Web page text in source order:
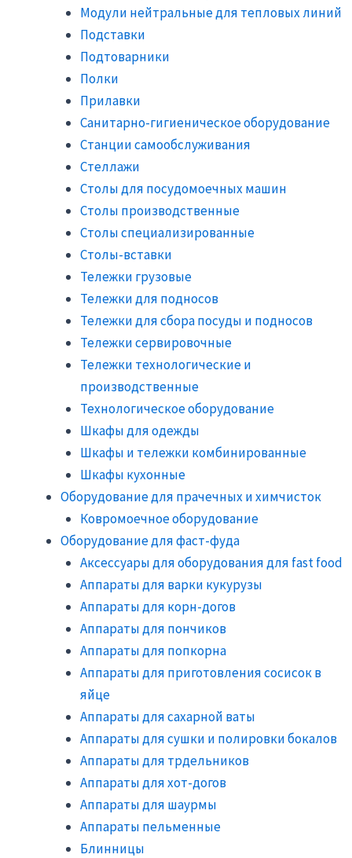
Модули нейтральные для тепловых линий
Подставки
Подтоварники
Полки
Прилавки
Санитарно-гигиеническое оборудование
Станции самообслуживания
Стеллажи
Столы для посудомоечных машин
Столы производственные
Столы специализированные
Столы-вставки
Тележки грузовые
Тележки для подносов
Тележки для сбора посуды и подносов
Тележки сервировочные
Тележки технологические и
производственные
Технологическое оборудование
Шкафы для одежды
Шкафы и тележки комбинированные
Шкафы кухонные
Оборудование для прачечных и химчисток
Ковромоечное оборудование
Оборудование для фаст-фуда
Аксессуары для оборудования для fast food
Аппараты для варки кукурузы
Аппараты для корн-догов
Аппараты для пончиков
Аппараты для попкорна
Аппараты для приготовления сосисок в
яйце
Аппараты для сахарной ваты
Аппараты для сушки и полировки бокалов
Аппараты для трдельников
Аппараты для хот-догов
Аппараты для шаурмы
Аппараты пельменные
Блинницы